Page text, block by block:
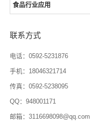
食品行业应用
联系方式
电话：0592-5231876
手机：18046321714
传真：0592-5238095
QQ：948001171
邮箱：3116698098@qq.com